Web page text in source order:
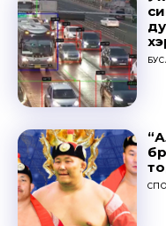
to